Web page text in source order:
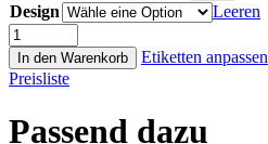
Design
Leeren
Bier
helles
Menge
In den Warenkorb
Etiketten anpassen
Preisliste
Passend dazu